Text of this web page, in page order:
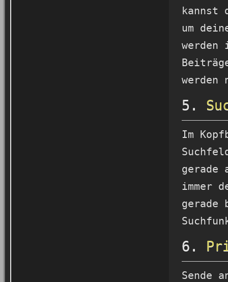
kannst
um
werden
5.
Im
gerade
immer
gerade
6.
Sende